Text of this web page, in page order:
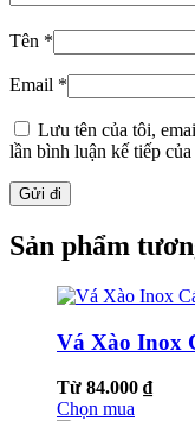
Tên *
Email *
Lưu tên của tôi,
lần bình luận kế tiếp của
Sản phẩm
Vá Xào Inox
Từ 84.000 ₫
Chọn mua